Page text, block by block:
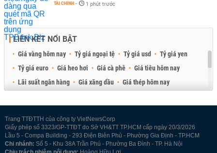
TÀI CHÍNH - 1 phút trước
LIÊN KẾT NỔI BẬT
Giá vàng hôm nay Tỷ giá ngoại tệ Tỷ giá usd
Tỷ giá yen
Tỷ giá euro
Giá heo hơi Giá cà phê
Giá tiêu hôm nay
Lãi suất ngân hàng
Giá xăng dầu
Giá thép hôm nay
Trang TTĐTTH của công ty VietNewsCorp
Giấy phép số 3323/GP-TTĐT do Sở VH&TT TP.HCM cấp ngày 20/3/2026
Lầu 5 - Compa Building - 293 Điện Biên Phủ - Phường Gia Định - TP.HCM
Chi nhánh: Số 5 - Khu 38A Trần Phú - Phường Ba Đình - TP. Hà Nội